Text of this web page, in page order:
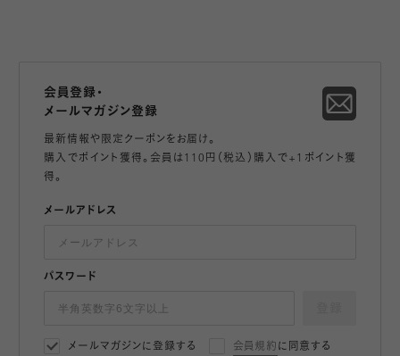
会員登録・
メールマガジン登録
最新情報や限定クーポンをお届け。
購入でポイント獲得。会員は110円（税込）購入で+1ポイント獲
得。
メールアドレス
パスワード
メールマガジンに登録する 会員規約 に同意する